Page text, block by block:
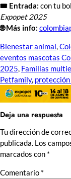
🎟️ Entrada: con tu
Expopet 2025
🌐 Más info:
Bienestar animal,
eventos mascotas
2025, Familias
Petfamily,
Deja una respuesta
Tu dirección de
publicada. Los
marcados con *
Comentario *